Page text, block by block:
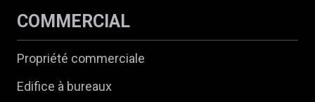
COMMERCIAL
Propriété commerciale
Edifice à bureaux